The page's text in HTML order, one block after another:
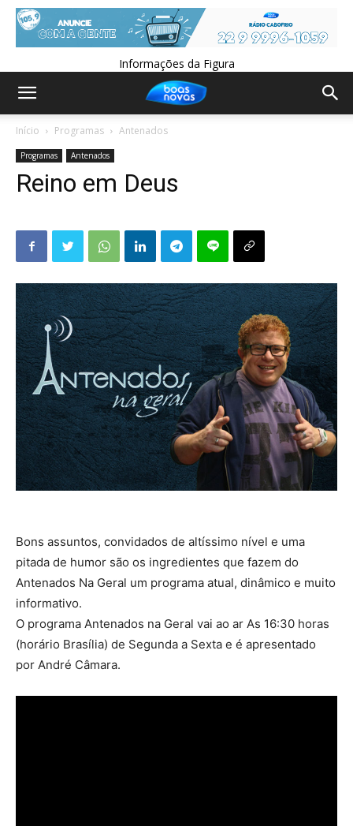
Informações da Figura
Início Programas Antenados
Programas Antenados
Reino em Deus
Bons assuntos, convidados de altíssimo nível e uma
pitada de humor são os ingredientes que fazem do
Antenados Na Geral um programa atual, dinâmico e muito
informativo.
O programa Antenados na Geral vai ao ar As 16:30 horas
(horário Brasília) de Segunda a Sexta e é apresentado
por André Câmara.